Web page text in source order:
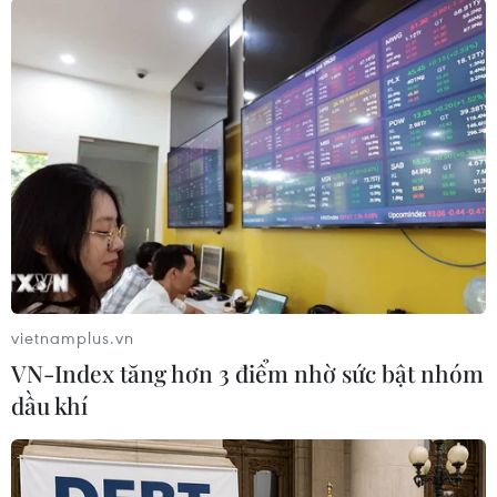
ngoài vụ án nói trên, hắn còn thực hiện 8 vụ lừa
đảo chiếm đoạt tài sản bằng thủ đoạn giả danh
cán bộ đang công tác tại Bộ Công an và nhận
“chạy việc” vào ngành. Long đã chiếm đoạt tổng
số tiền khoảng 1,3 tỷ đồng của các nạn nhân.
Hiện cơ quan công an đang tiếp tục mở rộng
điều tra làm rõ vụ việc./.
vietnamplus.vn
VN-Index tăng hơn 3 điểm nhờ sức bật nhóm
dầu khí